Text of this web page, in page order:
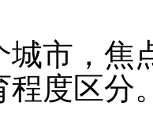
城市，焦
程度区分